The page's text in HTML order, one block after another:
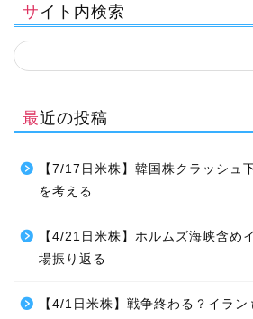
サイト内検索
最近の投稿
【7/17日米株】韓国株クラッシュ
を考える
【4/21日米株】ホルムズ海峡含め
場振り返る
【4/1日米株】戦争終わる？イラ